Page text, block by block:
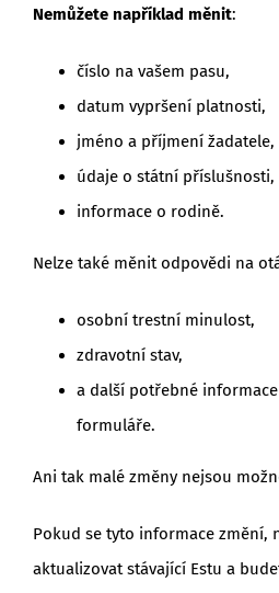
Nemůžete například měnit:
číslo na vašem pasu,
datum vypršení platnosti,
jméno a příjmení žadatele,
údaje o státní příslušnosti,
informace o rodině.
Nelze také měnit odpovědi na
osobní trestní minulost,
zdravotní stav,
a další potřebné
formuláře.
Ani tak malé změny nejsou
Pokud se tyto informace změní,
aktualizovat stávající Estu a